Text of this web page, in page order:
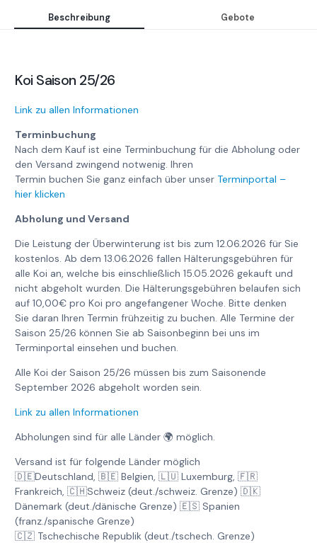
Beschreibung Gebote
Koi Saison 25/26
Link zu allen Informationen
Terminbuchung
Nach dem Kauf ist eine Terminbuchung für die Abholung oder
den Versand zwingend notwenig. Ihren
Termin buchen Sie ganz einfach über unserTerminportal –
hier klicken
Abholung und Versand
Die Leistung der Überwinterung ist bis zum 12.06.2026 für Sie
kostenlos. Ab dem 13.06.2026 fallen Hälterungsgebühren für
alle Koi an, welche bis einschließlich 15.05.2026 gekauft und
nicht abgeholt wurden. Die Hälterungsgebühren belaufen sich
auf 10,00€ pro Koi pro angefangener Woche. Bitte denken
Sie daran Ihren Termin frühzeitig zu buchen. Alle Termine der
Saison 25/26 können Sie ab Saisonbeginn bei uns im
Terminportal einsehen und buchen.
Alle Koi der Saison 25/26 müssen bis zum Saisonende
September 2026 abgeholt worden sein.
Link zu allen Informationen
Abholungen sind für alle Länder 🌍 möglich.
Versand ist für folgende Länder möglich
🇩🇪Deutschland, 🇧🇪 Belgien, 🇱🇺 Luxemburg, 🇫🇷
Frankreich, 🇨🇭Schweiz (deut./schweiz. Grenze) 🇩🇰
Dänemark (deut./dänische Grenze) 🇪🇸 Spanien
(franz./spanische Grenze)
🇨🇿 Tschechische Republik (deut./tschech. Grenze)